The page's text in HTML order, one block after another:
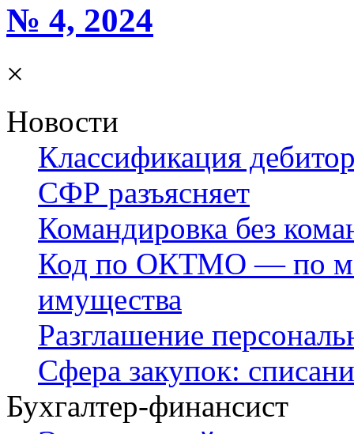
№ 4, 2024
×
Новости
Классификация
СФР разъясняет
Командировка без
Код по ОКТМО — по
имущества
Разглашение
Сфера закупок:
Бухгалтер-финансист